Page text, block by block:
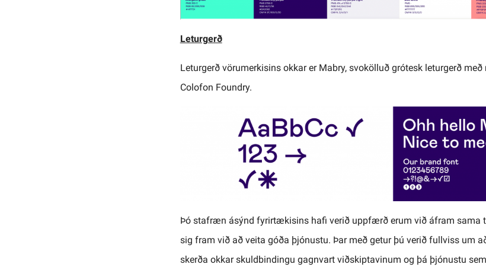
Leturgerð
Leturgerð vörumerkisins okkar er Mabry, svokölluð grótesk leturgerð
Colofon Foundry.
Þó stafræn ásýnd fyrirtækisins hafi verið uppfærð erum við áfram sama
sig fram við að veita góða þjónustu. Þar með getur þú verið fullviss um
skerða okkar skuldbindingu gagnvart viðskiptavinum og þá þjónustu